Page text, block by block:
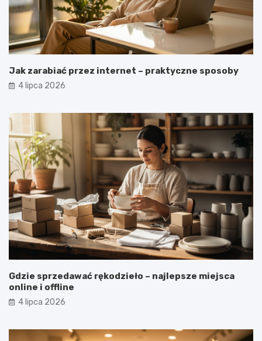
Jak zarabiać przez internet – praktyczne sposoby
4 lipca 2026
Gdzie sprzedawać rękodzieło – najlepsze miejsca
online i offline
4 lipca 2026